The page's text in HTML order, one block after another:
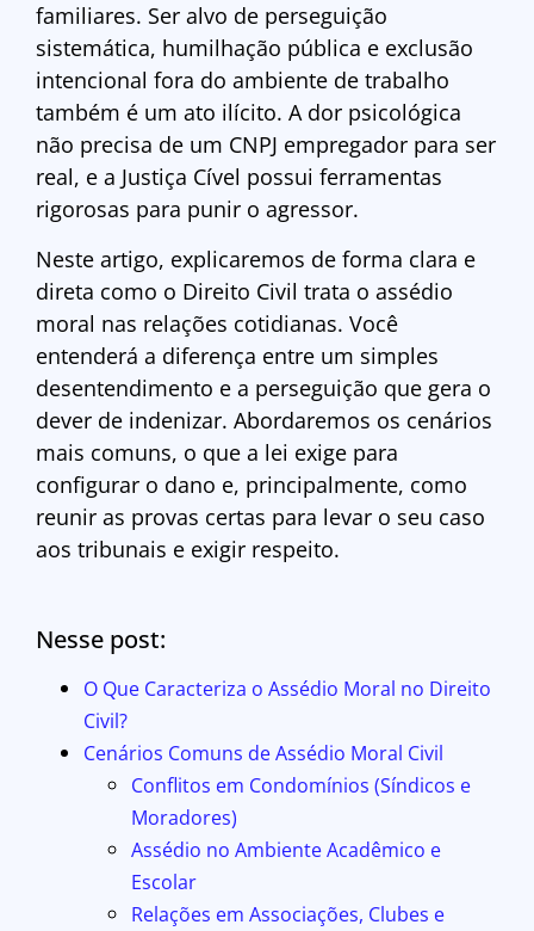
familiares. Ser alvo de perseguição
sistemática, humilhação pública e exclusão
intencional fora do ambiente de trabalho
também é um ato ilícito. A dor psicológica
não precisa de um CNPJ empregador para ser
real, e a Justiça Cível possui ferramentas
rigorosas para punir o agressor.
Neste artigo, explicaremos de forma clara e
direta como o Direito Civil trata o assédio
moral nas relações cotidianas. Você
entenderá a diferença entre um simples
desentendimento e a perseguição que gera o
dever de indenizar. Abordaremos os cenários
mais comuns, o que a lei exige para
configurar o dano e, principalmente, como
reunir as provas certas para levar o seu caso
aos tribunais e exigir respeito.
Nesse post:
O Que Caracteriza o Assédio Moral no Direito
Civil?
Cenários Comuns de Assédio Moral Civil
Conflitos em Condomínios (Síndicos e
Moradores)
Assédio no Ambiente Acadêmico e
Escolar
Relações em Associações, Clubes e